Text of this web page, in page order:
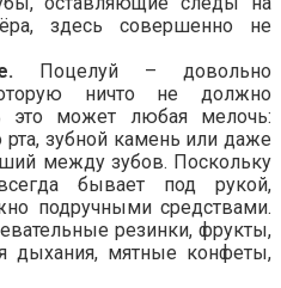
здесь совершенно не
Поцелуй – довольно
ничто не должно
это может любая мелочь:
рта, зубной камень или даже
между зубов. Поскольку
бывает под рукой,
подручными средствами.
резинки, фрукты,
дыхания, мятные конфеты,